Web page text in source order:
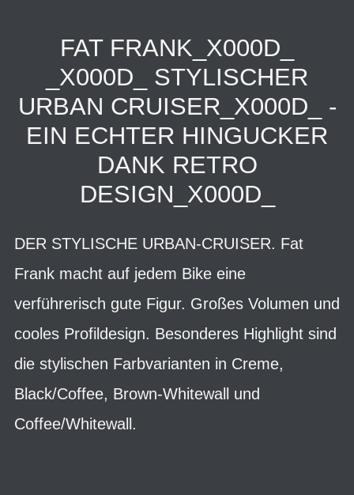
FAT FRANK_X000D_
_X000D_ STYLISCHER
URBAN CRUISER_X000D_ -
EIN ECHTER HINGUCKER
DANK RETRO
DESIGN_X000D_
DER STYLISCHE URBAN-CRUISER. Fat
Frank macht auf jedem Bike eine
verführerisch gute Figur. Großes Volumen und
cooles Profildesign. Besonderes Highlight sind
die stylischen Farbvarianten in Creme,
Black/Coffee, Brown-Whitewall und
Coffee/Whitewall.